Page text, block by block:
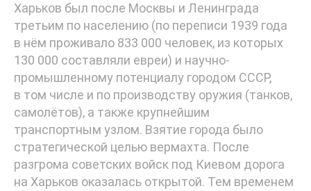
Харьков был после Москвы и Ленинграда
третьим по населению (по переписи 1939 года
в нём проживало 833 000 человек, из которых
130 000 составляли евреи) и научно-
промышленному потенциалу городом СССР,
в том числе и по производству оружия (танков,
самолётов), а также крупнейшим
транспортным узлом. Взятие города было
стратегической целью вермахта. После
разгрома советских войск под Киевом дорога
на Харьков оказалась открытой. Тем временем